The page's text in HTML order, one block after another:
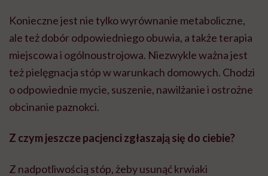
Konieczne jest nie tylko wyrównanie metaboliczne,
ale też dobór odpowiedniego obuwia, a także terapia
miejscowa i ogólnoustrojowa. Niezwykle ważna jest
też pielęgnacja stóp w warunkach domowych. Chodzi
o odpowiednie mycie, suszenie, nawilżanie i ostrożne
obcinanie paznokci.
Z czym jeszcze pacjenci zgłaszają się do ciebie?
Z nadpotliwością stóp, żeby usunąć krwiaki